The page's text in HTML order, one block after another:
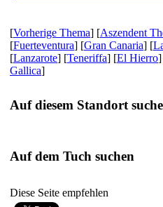
[Vorherige Thema] [Aszendent
[Fuerteventura] [Gran Canaria] [
[Lanzarote] [Teneriffa] [El Hierro
Gallica]
Auf diesem Standort
Auf dem Tuch suchen
Diese Seite empfehlen